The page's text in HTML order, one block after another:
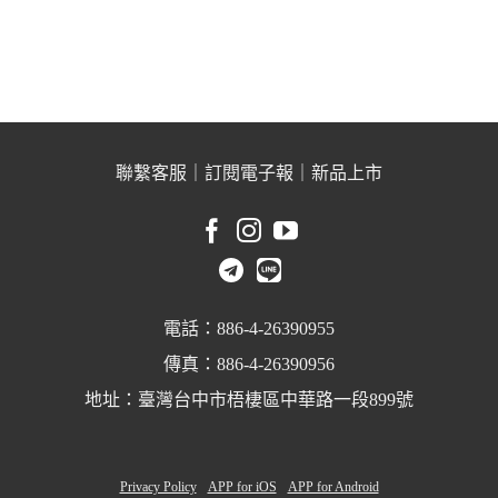
聯繫客服 訂閱電子報 新品上市
電話：886-4-26390955
傳真：886-4-26390956
地址：臺灣台中市梧棲區中華路一段899號
Privacy Policy APP for iOS APP for Android